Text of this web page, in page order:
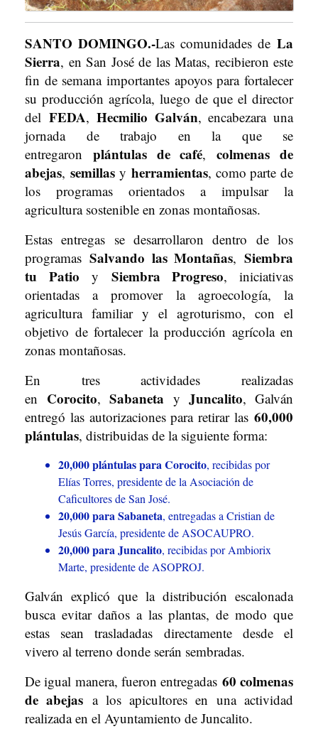
SANTO DOMINGO.-Las comunidades de La
Sierra, en San José de las Matas, recibieron este
fin de semana importantes apoyos para fortalecer
su producción agrícola, luego de que el director
del FEDA,Hecmilio Galván, encabezara una
jornada de trabajo en la que se
entregaron plántulas de café,colmenas de
abejas, semillasyherramientas, como parte de
los programas orientados a impulsar la
agricultura sostenible en zonas montañosas.
Estas entregas se desarrollaron dentro de los
programas Salvando las Montañas, Siembra
tu Patio y Siembra Progreso, iniciativas
orientadas a promover la agroecología, la
agricultura familiar y el agroturismo, con el
objetivo de fortalecer la producción agrícola en
zonas montañosas.
En tres actividades realizadas
en Corocito,Sabaneta yJuncalito, Galván
entregó las autorizaciones para retirar las 60,000
plántulas, distribuidas de la siguiente forma:
20,000 plántulas para Corocito, recibidas por
Elías Torres, presidente de la Asociación de
Caficultores de San José.
20,000 para Sabaneta, entregadas a Cristian de
Jesús García, presidente de ASOCAUPRO.
20,000 para Juncalito, recibidas por Ambiorix
Marte, presidente de ASOPROJ.
Galván explicó que la distribución escalonada
busca evitar daños a las plantas, de modo que
estas sean trasladadas directamente desde el
vivero al terreno donde serán sembradas.
De igual manera, fueron entregadas 60 colmenas
de abejas a los apicultores en una actividad
realizada en el Ayuntamiento de Juncalito.